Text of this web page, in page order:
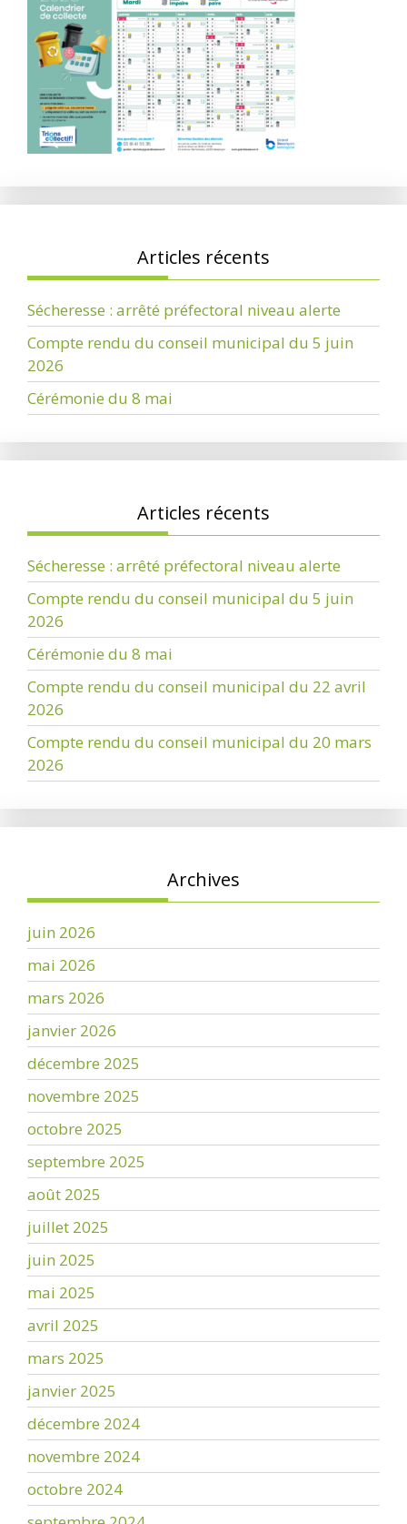
Articles récents
Sécheresse : arrêté préfectoral niveau alerte
Compte rendu du conseil municipal du 5 juin
2026
Cérémonie du 8 mai
Articles récents
Sécheresse : arrêté préfectoral niveau alerte
Compte rendu du conseil municipal du 5 juin
2026
Cérémonie du 8 mai
Compte rendu du conseil municipal du 22 avril
2026
Compte rendu du conseil municipal du 20 mars
2026
Archives
juin 2026
mai 2026
mars 2026
janvier 2026
décembre 2025
novembre 2025
octobre 2025
septembre 2025
août 2025
juillet 2025
juin 2025
mai 2025
avril 2025
mars 2025
janvier 2025
décembre 2024
novembre 2024
octobre 2024